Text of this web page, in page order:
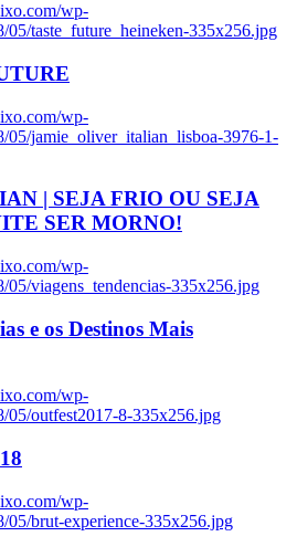
wp-
05/taste_future_heineken-335x256.jpg
wp-
05/jamie_oliver_italian_lisboa-3976-1-
| SEJA FRIO OU SEJA
SER MORNO!
wp-
05/viagens_tendencias-335x256.jpg
e os Destinos Mais
wp-
05/outfest2017-8-335x256.jpg
wp-
05/brut-experience-335x256.jpg